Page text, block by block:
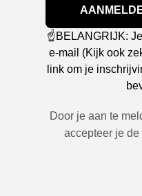
☝️BELANGRIJK:
e-mail (Kijk ook
link om je
Door je aan te
accepteer je de